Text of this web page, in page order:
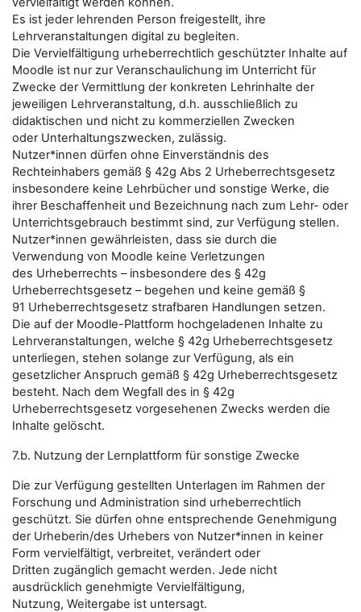
Es ist jeder lehrenden Person freigestellt, ihre
Lehrveranstaltungen digital zu begleiten.
Die Vervielfältigung urheberrechtlich geschützter Inhalte auf
Moodle ist nur zur Veranschaulichung im Unterricht für
Zwecke der Vermittlung der konkreten Lehrinhalte der
jeweiligen Lehrveranstaltung, d.h. ausschließlich zu
didaktischen und nicht zu kommerziellen Zwecken
oder Unterhaltungszwecken, zulässig.
Nutzer*innen dürfen ohne Einverständnis des
Rechteinhabers gemäß § 42g Abs 2 Urheberrechtsgesetz
insbesondere keine Lehrbücher und sonstige Werke, die
ihrer Beschaffenheit und Bezeichnung nach zum Lehr- oder
Unterrichtsgebrauch bestimmt sind, zur Verfügung stellen.
Nutzer*innen gewährleisten, dass sie durch die
Verwendung von Moodle keine Verletzungen
des Urheberrechts – insbesondere des § 42g
Urheberrechtsgesetz – begehen und keine gemäß §
91 Urheberrechtsgesetz strafbaren Handlungen setzen.
Die auf der Moodle-Plattform hochgeladenen Inhalte zu
Lehrveranstaltungen, welche § 42g Urheberrechtsgesetz
unterliegen, stehen solange zur Verfügung, als ein
gesetzlicher Anspruch gemäß § 42g Urheberrechtsgesetz
besteht. Nach dem Wegfall des in § 42g
Urheberrechtsgesetz vorgesehenen Zwecks werden die
Inhalte gelöscht.
7.b. Nutzung der Lernplattform für sonstige Zwecke
Die zur Verfügung gestellten Unterlagen im Rahmen der
Forschung und Administration sind urheberrechtlich
geschützt. Sie dürfen ohne entsprechende Genehmigung
der Urheberin/des Urhebers von Nutzer*innen in keiner
Form vervielfältigt, verbreitet, verändert oder
Dritten zugänglich gemacht werden. Jede nicht
ausdrücklich genehmigte Vervielfältigung,
Nutzung, Weitergabe ist untersagt.